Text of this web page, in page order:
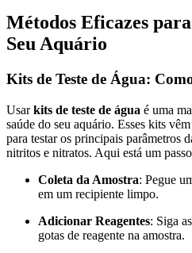
Métodos Eficazes
Seu Aquário
Kits de Teste de Água:
Usarkits de teste de água é uma
saúde do seu aquário. Esses kits
para testar os principais parâmetros
nitritos e nitratos. Aqui está um
Coleta da Amostra: Pegue
em um recipiente limpo.
Adicionar Reagentes: Siga
gotas de reagente na amostra.